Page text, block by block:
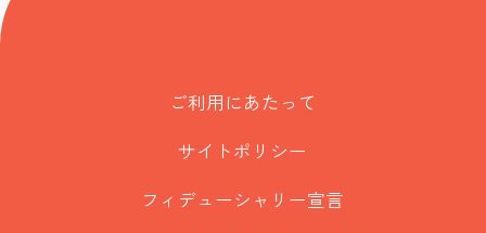
ご利用にあたって
サイトポリシー
フィデューシャリー宣言